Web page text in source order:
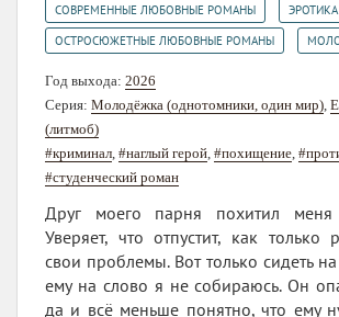
СОВРЕМЕННЫЕ ЛЮБОВНЫЕ РОМАНЫ ЭРОТИКА
ОСТРОСЮЖЕТНЫЕ ЛЮБОВНЫЕ РОМАНЫ
Год выхода: 2026
Серия: Молодёжка (однотомники, один мир)
(литмоб)
#криминал #наглый герой #похищение
#студенческий роман
Друг моего парня похитил
Уверяет, что отпустит, как только
свои проблемы. Вот только сидеть
ему на слово я не собираюсь. Он
да и всё меньше понятно, что ему